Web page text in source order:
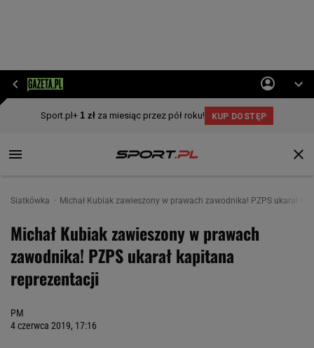
Siatkówka Michał Kubiak zawieszony w prawach zawodnika! PZPS ukarał
Michał Kubiak zawieszony w prawach
zawodnika! PZPS ukarał kapitana
reprezentacji
PM
4 czerwca 2019, 17:16